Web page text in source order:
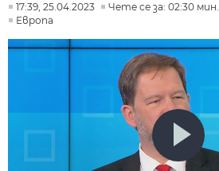
17:39, 25.04.2023
Чете се за: 02:30 мин.
Европа